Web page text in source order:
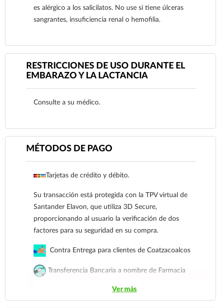
es alérgico a los salicilatos. No use si tiene úlceras
sangrantes, insuficiencia renal o hemofilia.
RESTRICCIONES DE USO DURANTE EL
EMBARAZO Y LA LACTANCIA
Consulte a su médico.
Ver más
MÉTODOS DE PAGO
Tarjetas de crédito y débito.
Su transacción está protegida con la TPV virtual de
Santander Elavon, que utiliza 3D Secure,
proporcionando al usuario la verificación de dos
factores para su seguridad en su compra.
Contra Entrega para clientes de Coatzacoalcos
Transferencia Bancaria a nombre de Farmacia
cuenta: Clave: 014854655008143954
Ver más